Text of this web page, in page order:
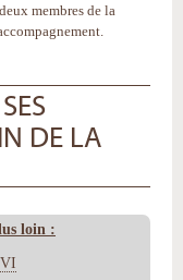
membres de la
DE LA
loin :